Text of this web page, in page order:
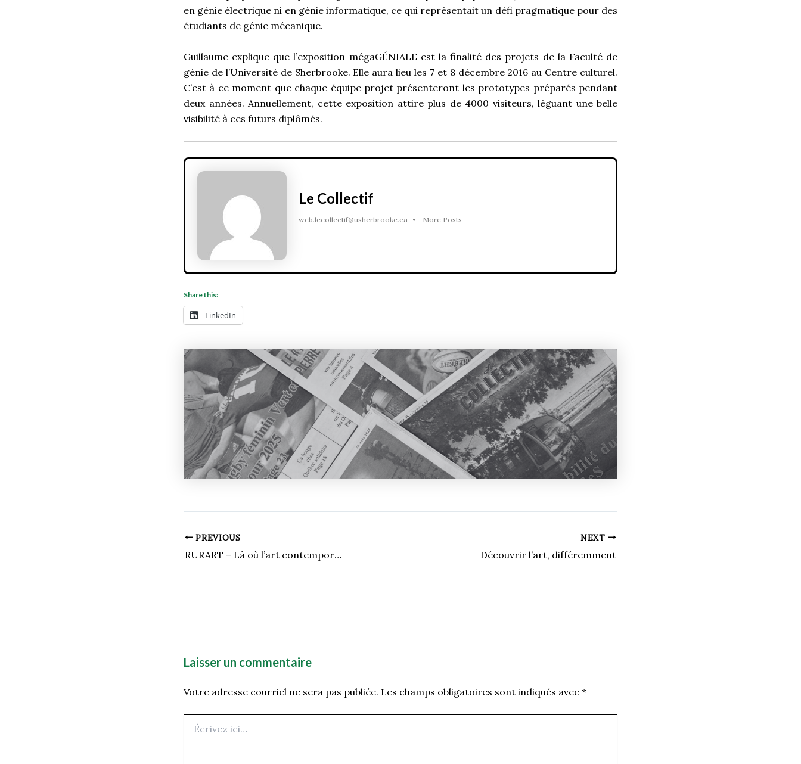
en génie électrique ni en génie informatique, ce qui représentait un défi pragmatique pour des
étudiants de génie mécanique.
Guillaume explique que l’exposition mégaGÉNIALE est la finalité des projets de la Faculté de
génie de l’Université de Sherbrooke. Elle aura lieu les 7 et 8 décembre 2016 au Centre culturel.
C’est à ce moment que chaque équipe projet présenteront les prototypes préparés pendant
deux années. Annuellement, cette exposition attire plus de 4000 visiteurs, léguant une belle
visibilité à ces futurs diplômés.
Le Collectif
web.lecollectif@usherbrooke.ca • More Posts
Share this:
LinkedIn
PREVIOUS
RURART – Là où l’art contemporain rencontre le milieu rural
NEXT
Découvrir l’art, différemment
Laisser un commentaire
Votre adresse courriel ne sera pas publiée. Les champs obligatoires sont indiqués avec *
ici…